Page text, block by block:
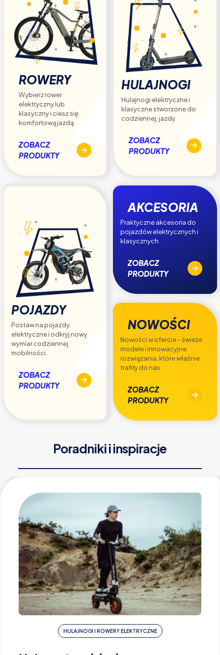
ROWERY
Wybierz rower
elektryczny lub
klasyczny i ciesz się
komfortową jazdą.
ZOBACZ
PRODUKTY
HULAJNOGI
Hulajnogi elektryczne i
klasyczne stworzone do
codziennej, jazdy.
ZOBACZ
PRODUKTY
POJAZDY
Postaw na pojazdy
elektryczne i odkryj nowy
wymiar codziennej
mobilności.
ZOBACZ
PRODUKTY
AKCESORIA
Praktyczne akcesoria do
pojazdów elektrycznych i
klasycznych
ZOBACZ
PRODUKTY
NOWOŚCI
Nowości w ofercie – świeże
modele i innowacyjne
rozwiązania, które właśnie
trafiły do nas.
ZOBACZ
PRODUKTY
Poradniki i inspiracje
HULAJNOGI I ROWERY ELEKTRYCZNE